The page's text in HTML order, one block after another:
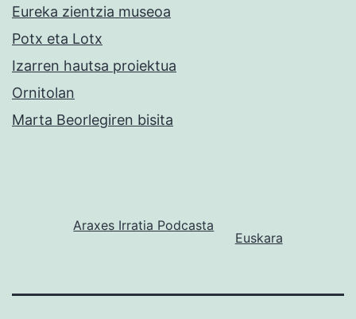
Eureka zientzia museoa
Potx eta Lotx
Izarren hautsa proiektua
Ornitolan
Marta Beorlegiren bisita
Araxes Irratia Podcasta
Euskara